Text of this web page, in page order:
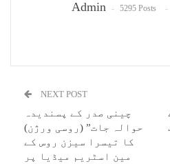
Admin 5295 Posts
NEXT POST
چینی صدر کے پسندیدہ
حوالہ جات” (روسی ورژن)
کا تیسرا سیزن روس کے
مین اسٹریم میڈیا پر